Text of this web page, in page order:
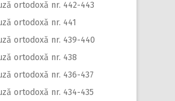
ortodoxă nr. 442-443
ortodoxă nr. 441
ortodoxă nr. 439-440
ortodoxă nr. 438
ortodoxă nr. 436-437
ortodoxă nr. 434-435